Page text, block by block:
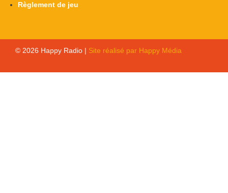
Règlement de jeu
© 2026 Happy Radio | Site réalisé par Happy Média